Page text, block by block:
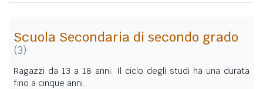
Scuola Secondaria di secondo grado
(3)
Ragazzi da 13 a 18 anni. Il ciclo degli studi ha una durata
fino a cinque anni.